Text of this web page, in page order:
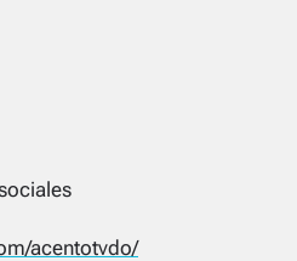
acentotvdo/